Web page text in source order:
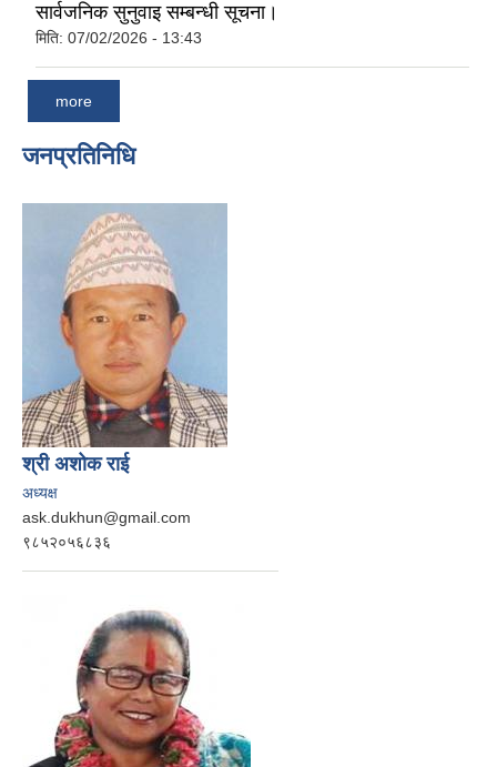
सार्वजनिक सुनुवाइ सम्बन्धी सूचना।
मिति: 07/02/2026 - 13:43
more
जनप्रतिनिधि
श्री अशोक राई
अध्यक्ष
ask.dukhun@gmail.com
९८५२०५६८३६